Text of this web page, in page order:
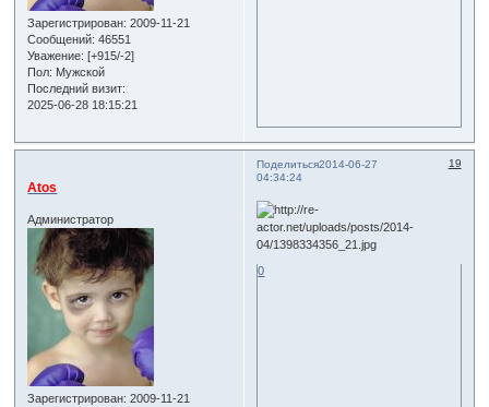
Зарегистрирован: 2009-11-21
Сообщений: 46551
Уважение: [+915/-2]
Пол: Мужской
Последний визит:
2025-06-28 18:15:21
Поделиться 19
2014-06-27
04:34:24
Atos
Администратор
Зарегистрирован: 2009-11-21
0